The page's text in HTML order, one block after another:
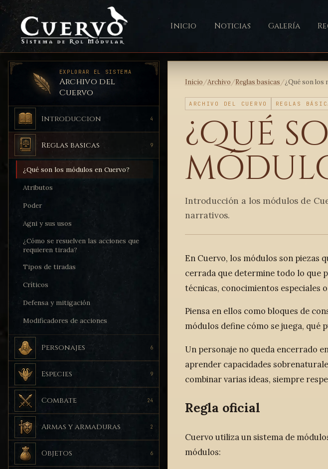
Inicio Noticias Galería
EXPLORAR EL SISTEMA
Archivo del
Cuervo
Introduccion 4
Reglas basicas 9
¿Qué son los módulos en Cuervo?
Atributos
Poder
Agni y sus usos
¿Cómo se resuelven las acciones que
requieren tirada?
Tipos de tiradas
Críticos
Defensa y mitigación
Modificadores de acciones
Personajes 6
Especies 9
Combate 24
Armas y armaduras 2
Objetos 6
Inicio/Archivo/Reglas basicas/¿Qué son los
ARCHIVO DEL CUERVO REGLAS
¿Qué
Introducción a los módulos de
narrativos.
En Cuervo, los módulos son piezas
cerrada que determine todo lo que
técnicas, conocimientos especiales
Piensa en ellos como bloques de
módulos define cómo se juega, qué
Un personaje no queda encerrado
aprender capacidades
combinar varias ideas, siempre
Regla oficial
Cuervo utiliza un sistema de
módulos: